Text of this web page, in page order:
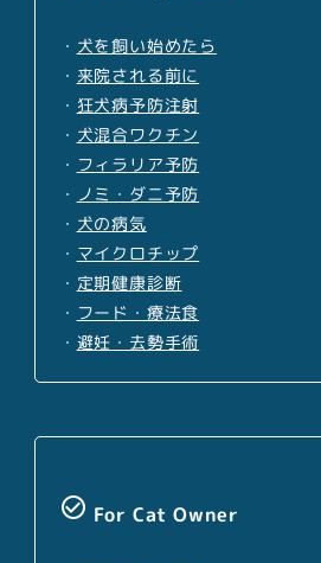
・ 犬を飼い始めたら
・ 来院される前に
・ 狂犬病予防注射
・ 犬混合ワクチン
・ フィラリア予防
・ ノミ・ダニ予防
・ 犬の病気
・ マイクロチップ
・ 定期健康診断
・ フード・療法食
・ 避妊・去勢手術
check_circle_outline For Cat Owner